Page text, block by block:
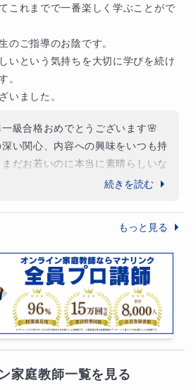
ヴィンテージ」、「総
リーン」など
です
これまでで一番楽しく学ぶことがで
のご指導のお陰です。
いという気持ちを大切に学びを続け
。
いました。
級合格おめでとうございます🌸
い関心、内容への興味をいつも持
だお若いのに本当に素晴らしいな
続きを読む
もっと見る
家庭教師一覧を見る